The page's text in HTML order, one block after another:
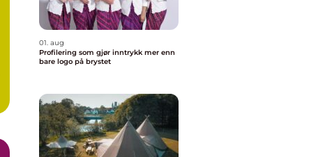
01. aug
Profilering som gjør inntrykk mer enn
bare logo på brystet